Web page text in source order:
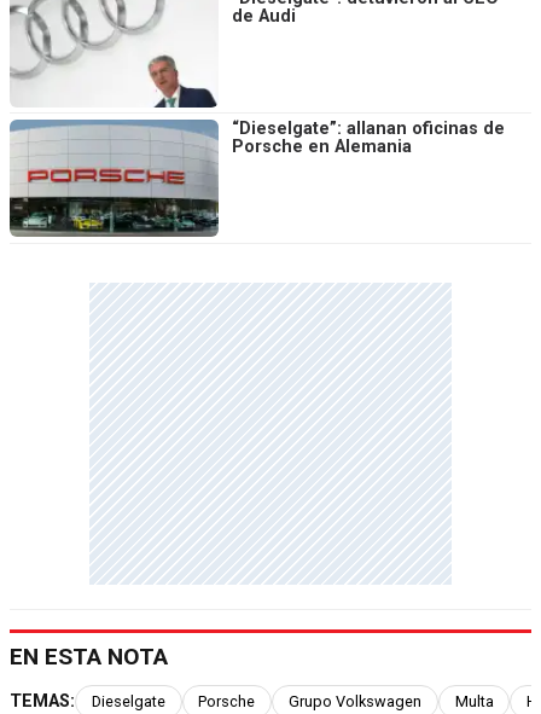
de Audi
“Dieselgate”: allanan oficinas de
Porsche en Alemania
EN ESTA NOTA
TEMAS: Dieselgate Porsche Grupo Volkswagen Multa